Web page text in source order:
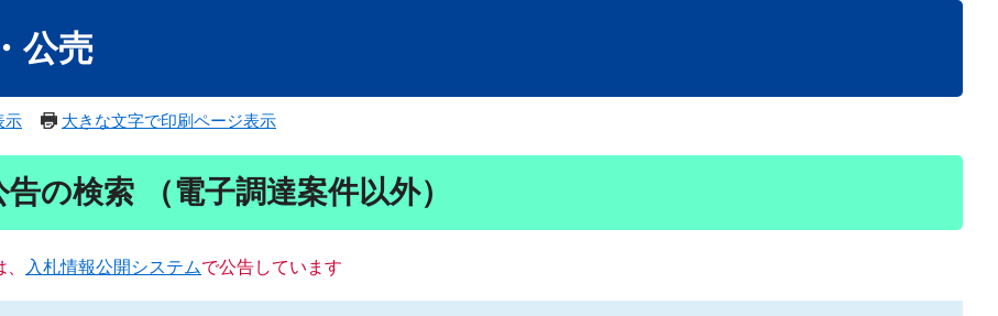
公売
示 大きな文字で印刷ページ表示
告の検索 （電子調達案件以外）
入札情報公開システムで公告しています